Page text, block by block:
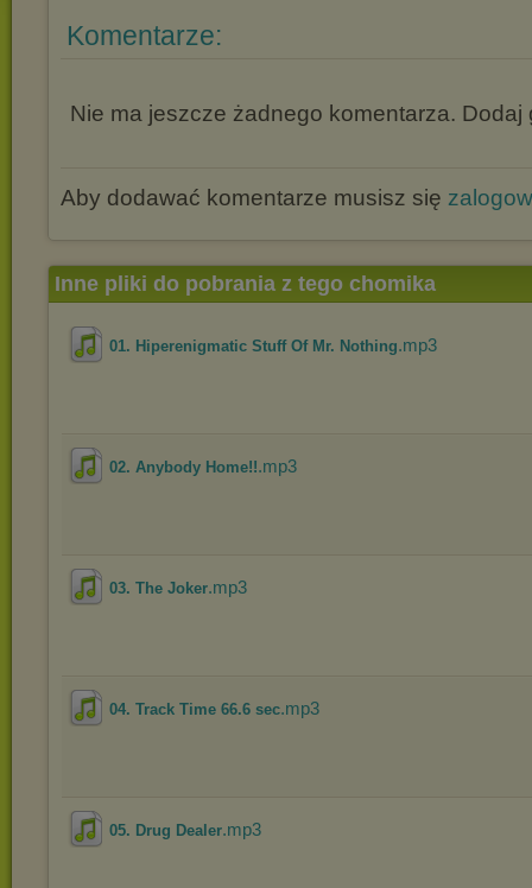
Komentarze:
Nie ma jeszcze żadnego komentarza. Dodaj
Aby dodawać komentarze musisz się
Inne pliki do pobrania z tego chomika
01. Hiperenigmatic Stuff Of Mr. Nothing.mp3
02. Anybody Home!!.mp3
03. The Joker.mp3
04. Track Time 66.6 sec.mp3
05. Drug Dealer.mp3